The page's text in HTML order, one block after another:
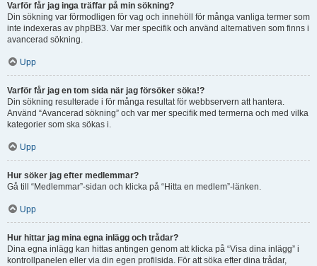
Varför får jag inga träffar på min sökning?
Din sökning var förmodligen för vag och innehöll för många vanliga termer som
inte indexeras av phpBB3. Var mer specifik och använd alternativen som finns i
avancerad sökning.
Upp
Varför får jag en tom sida när jag försöker söka!?
Din sökning resulterade i för många resultat för webbservern att hantera.
Använd “Avancerad sökning” och var mer specifik med termerna och med vilka
kategorier som ska sökas i.
Upp
Hur söker jag efter medlemmar?
Gå till “Medlemmar”-sidan och klicka på “Hitta en medlem”-länken.
Upp
Hur hittar jag mina egna inlägg och trådar?
Dina egna inlägg kan hittas antingen genom att klicka på “Visa dina inlägg” i
kontrollpanelen eller via din egen profilsida. För att söka efter dina trådar,